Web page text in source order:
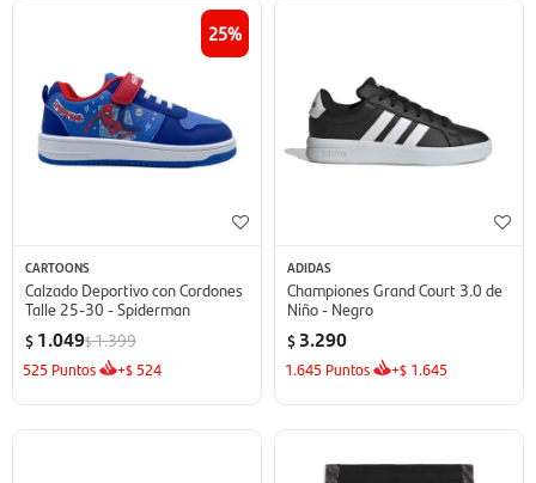
25
CARTOONS
Calzado Deportivo con Cordones
Talle 25-30 - Spiderman
$ 1.049$1.399
525 Puntos +$ 524
ADIDAS
Championes Grand Court 3.0 de
Niño - Negro
$ 3.290
1.645 Puntos +$ 1.645